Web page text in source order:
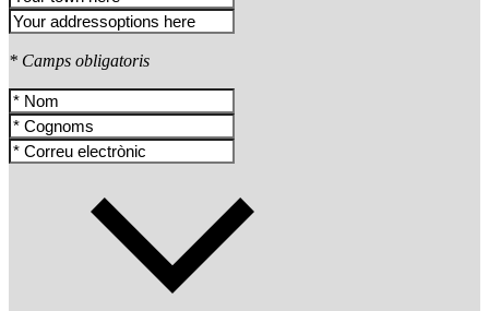
* Camps obligatoris